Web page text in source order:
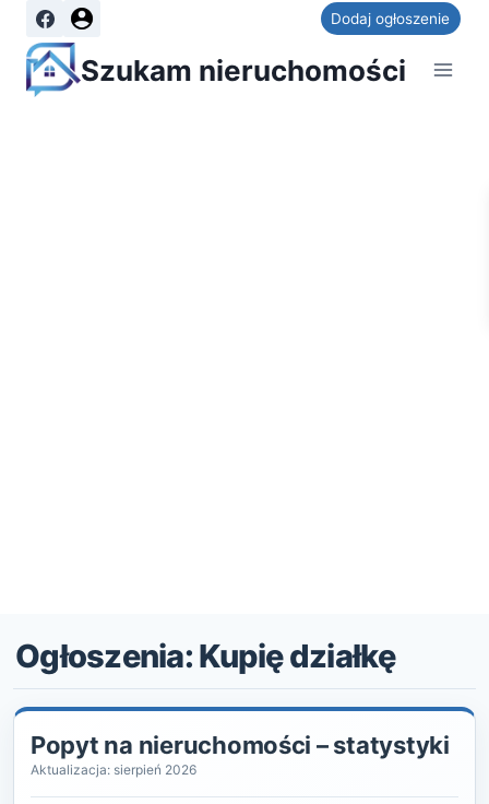
Dodaj ogłoszenie
Szukam nieruchomości
Ogłoszenia: Kupię działkę
Popyt na nieruchomości – statystyki
Aktualizacja: sierpień 2026